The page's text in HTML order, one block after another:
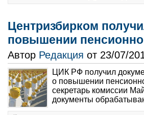
Центризбирком
повышении
Автор Редакция от 23/07/
ЦИК РФ получил
о повышении
секретарь комиссии
документы